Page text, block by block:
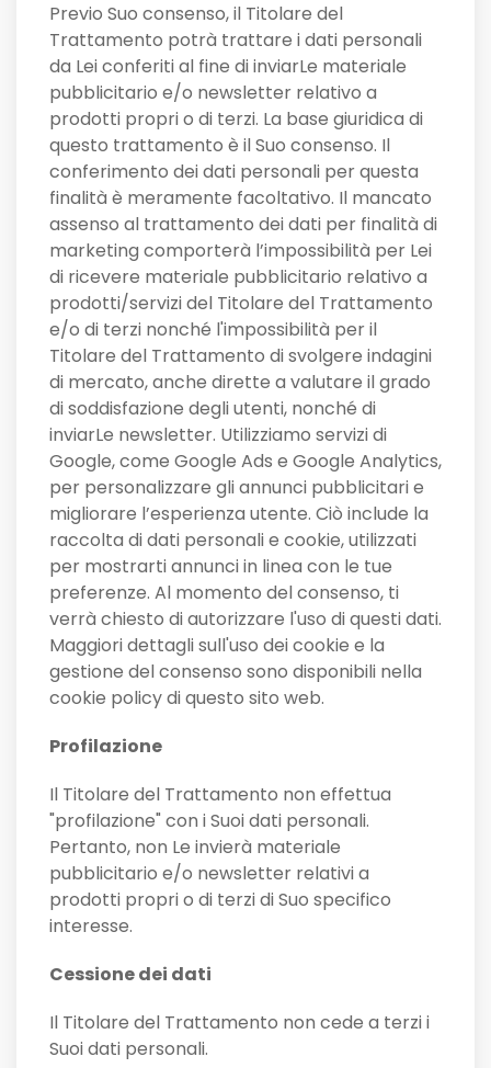
Previo Suo consenso, il Titolare del
Trattamento potrà trattare i dati personali
da Lei conferiti al fine di inviarLe materiale
pubblicitario e/o newsletter relativo a
prodotti propri o di terzi. La base giuridica di
questo trattamento è il Suo consenso. Il
conferimento dei dati personali per questa
finalità è meramente facoltativo. Il mancato
assenso al trattamento dei dati per finalità di
marketing comporterà l’impossibilità per Lei
di ricevere materiale pubblicitario relativo a
prodotti/servizi del Titolare del Trattamento
e/o di terzi nonché l'impossibilità per il
Titolare del Trattamento di svolgere indagini
di mercato, anche dirette a valutare il grado
di soddisfazione degli utenti, nonché di
inviarLe newsletter. Utilizziamo servizi di
Google, come Google Ads e Google Analytics,
per personalizzare gli annunci pubblicitari e
migliorare l’esperienza utente. Ciò include la
raccolta di dati personali e cookie, utilizzati
per mostrarti annunci in linea con le tue
preferenze. Al momento del consenso, ti
verrà chiesto di autorizzare l'uso di questi dati.
Maggiori dettagli sull'uso dei cookie e la
gestione del consenso sono disponibili nella
cookie policy di questo sito web.
Profilazione
Il Titolare del Trattamento non effettua
"profilazione" con i Suoi dati personali.
Pertanto, non Le invierà materiale
pubblicitario e/o newsletter relativi a
prodotti propri o di terzi di Suo specifico
interesse.
Cessione dei dati
Il Titolare del Trattamento non cede a terzi i
Suoi dati personali.